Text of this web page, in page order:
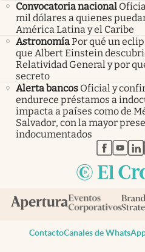
Convocatoria nacional
mil dólares a quienes
América Latina y el Caribe
AstronomíaPor qué un
que Albert Einstein
Relatividad General y por
secreto
Alerta bancos Oficial y
endurece préstamos a
impacta a países como de
Salvador, con la mayor
indocumentados
abre en
ContactoCanales de